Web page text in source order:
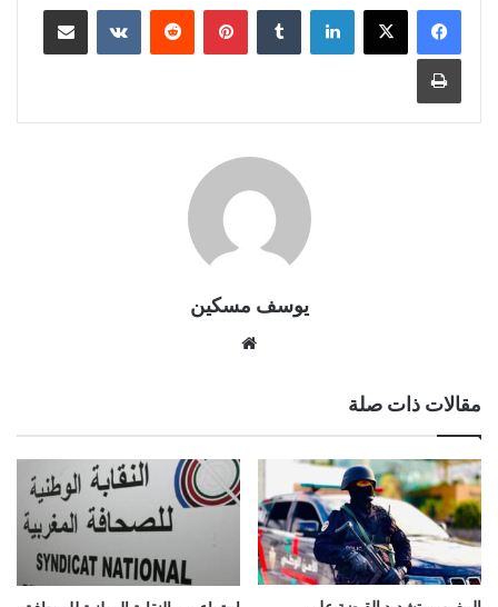
لينكدإن بينتيريست مشاركة عبر البريد
طباعة
يوسف مسكين
مقالات ذات صلة